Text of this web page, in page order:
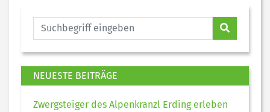
NEUESTE BEITRÄGE
Zwergsteiger des Alpenkranzl Erding erleben